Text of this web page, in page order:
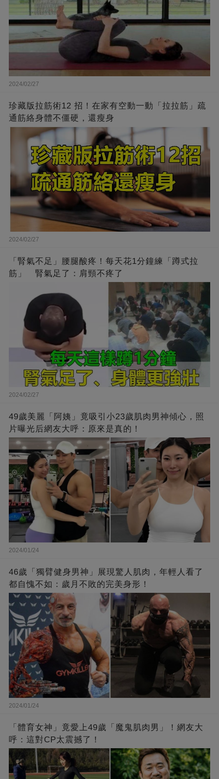
2024/02/27
珍藏版拉筋術12 招！在家有空動一動「拉拉筋」疏
通筋絡身體不僵硬，還瘦身
2024/02/27
「腎氣不足」腰腿酸疼！每天花1分鐘練「蹲式拉
筋」 腎氣足了：肩頸不疼了
2024/02/27
49歲美麗「阿姨」竟吸引小23歲肌肉男神傾心，照
片曝光后網友大呼：原來是真的！
2024/01/24
46歲「獨臂健身男神」展現驚人肌肉，年輕人看了
都自愧不如：歲月不敗的完美身形！
2024/01/24
「體育女神」竟愛上49歲「魔鬼肌肉男」！網友大
呼：這對CP太震撼了！